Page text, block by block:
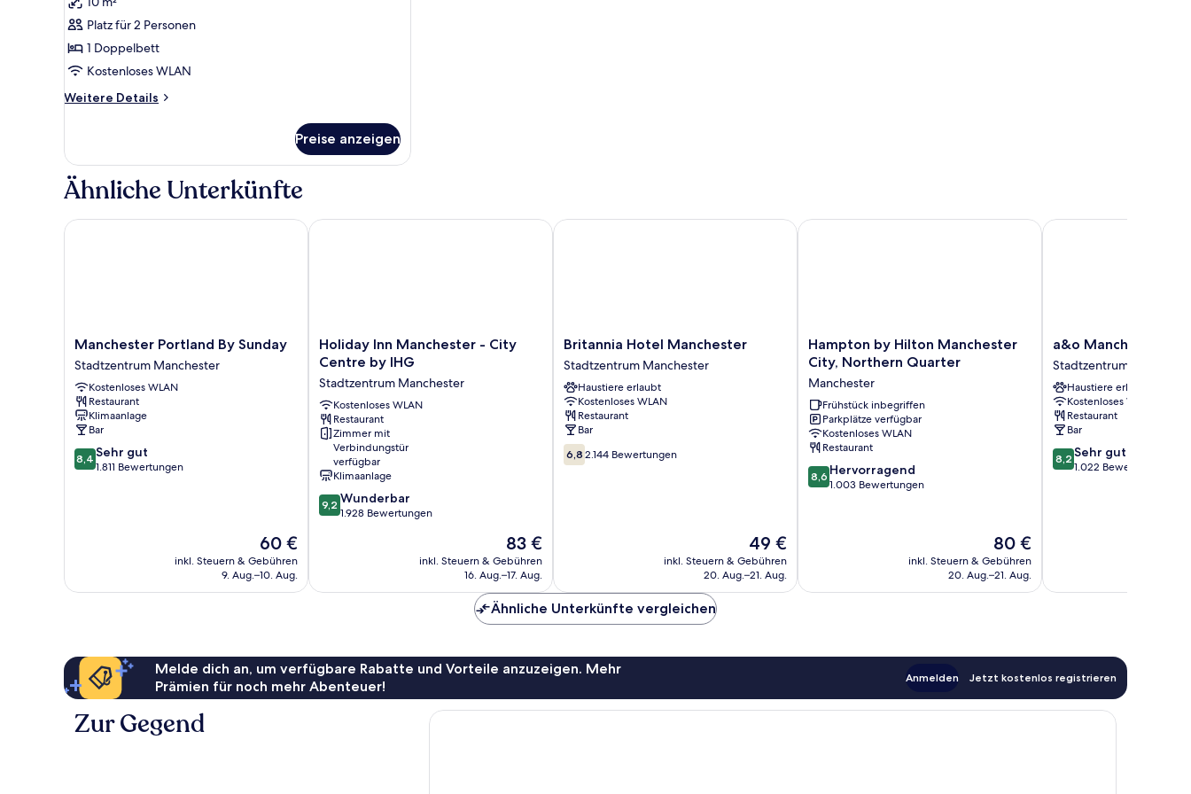
1
Double
Standard
Accessible
with
Breakfast
anzeigen
Platz für 2 Personen
1 Doppelbett
Kostenloses WLAN
Weitere Details
Weitere
Double
Standard
Accessible
Free
Preise anzeigen
Ähnliche Unterkünfte
Manchester
Portland
By
Sunday
Stadtzentrum
Manchester
Manchester Portland By Sunday
Stadtzentrum Manchester
Kostenloses WLAN
Restaurant
Klimaanlage
Bar
8.4
von
8,4 Sehr gut
1.811 Bewertungen
Der
Preis
beträgt
60 €
inkl. Steuern & Gebühren
9. Aug.–10. Aug.
Manchester Portland By Sunday
Holiday
Inn
Manchester
-
City
Centre
by
IHG
Stadtzentrum
Manchester
Holiday Inn Manchester - City
Centre by IHG
Stadtzentrum Manchester
Kostenloses WLAN
Restaurant
Zimmer mit
Verbindungstür
verfügbar
Klimaanlage
9.2
von
9,2 Wunderbar
1.928 Bewertungen
Der
Preis
beträgt
83 €
inkl. Steuern & Gebühren
16. Aug.–17. Aug.
Holiday Inn Manchester - City Centre by IHG
Britannia
Hotel
Manchester
Stadtzentrum
Manchester
Britannia Hotel Manchester
Stadtzentrum Manchester
Haustiere erlaubt
Kostenloses WLAN
Restaurant
Bar
6.8
von
6,8 2.144 Bewertungen
Der
Preis
beträgt
49 €
inkl. Steuern & Gebühren
20. Aug.–21. Aug.
Britannia Hotel Manchester
Hampton
by
Hilton
Manchester
City,
Northern
Quarter
Manchester
Hampton by Hilton Manchester
City, Northern Quarter
Manchester
Frühstück inbegriffen
Parkplätze verfügbar
Kostenloses WLAN
Restaurant
8.6
von
8,6 Hervorragend
1.003 Bewertungen
Der
Preis
beträgt
80 €
inkl. Steuern & Gebühren
20. Aug.–21. Aug.
Hampton by Hilton Manchester City, Northern Quarter
a&o
Manchester
City
Centre
Stadtzentrum
Manchester
a&o Manchester
Stadtzentrum
Haustiere erlaubt
Kostenloses WLAN
Restaurant
Bar
8.2
von
8,2 Sehr gut
1.022 Bewertungen
a&o Manchester City
Ähnliche Unterkünfte vergleichen
Melde dich an, um verfügbare Rabatte und Vorteile anzuzeigen. Mehr
Prämien für noch mehr Abenteuer!
Anmelden Jetzt kostenlos registrieren
Zur Gegend